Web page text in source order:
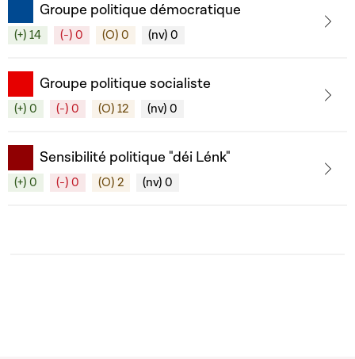
Groupe politique démocratique
(+) 14 (-) 0 (O) 0 (nv) 0
Groupe politique socialiste
(+) 0 (-) 0 (O) 12 (nv) 0
Sensibilité politique "déi Lénk"
(+) 0 (-) 0 (O) 2 (nv) 0